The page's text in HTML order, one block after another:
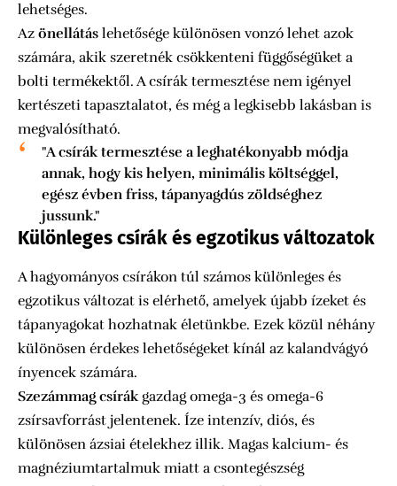
lehetséges.
Az önellátás lehetősége különösen vonzó lehet azok
számára, akik szeretnék csökkenteni függőségüket a
bolti termékektől. A csírák termesztése nem igényel
kertészeti tapasztalatot, és még a legkisebb lakásban is
megvalósítható.
"A csírák termesztése a leghatékonyabb módja
annak, hogy kis helyen, minimális költséggel,
egész évben friss, tápanyagdús zöldséghez
jussunk."
Különleges csírák és egzotikus változatok
A hagyományos csírákon túl számos különleges és
egzotikus változat is elérhető, amelyek újabb ízeket és
tápanyagokat hozhatnak életünkbe. Ezek közül néhány
különösen érdekes lehetőségeket kínál az kalandvágyó
ínyencek számára.
Szezámmag csírákgazdag omega-3 és omega-6
zsírsavforrást jelentenek. Íze intenzív, diós, és
különösen ázsiai ételekhez illik. Magas kalcium- és
magnéziumtartalmuk miatt a csontegészség